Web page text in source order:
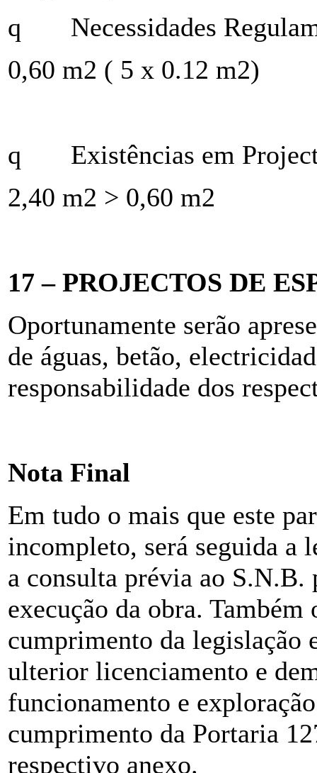
q Necessidades
0,60 m2 ( 5 x 0.12 m2)
q Existências em
2,40 m2 > 0,60 m2
17 – PROJECTOS DE
Oportunamente serão
de águas, betão,
responsabilidade dos
Nota Final
Em tudo o mais que este
incompleto, será seguida a
a consulta prévia ao S.N.B.
execução da obra.
cumprimento da legislação
ulterior licenciamento e
funcionamento e
cumprimento da Portaria
respectivo anexo.